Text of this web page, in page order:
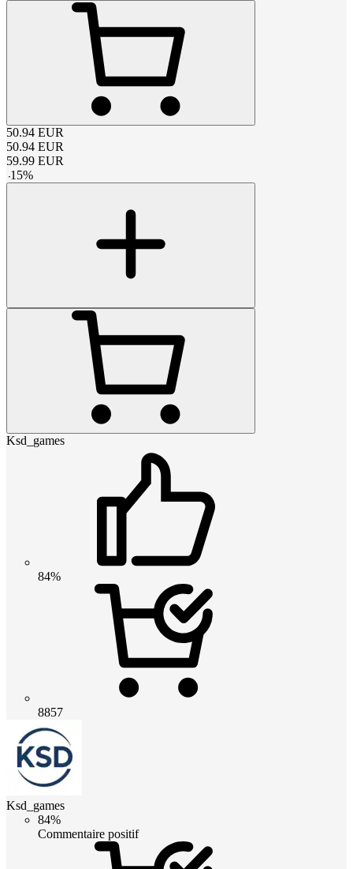
50.94 EUR
50.94 EUR
59.99 EUR
-15%
Ksd_games
84%
8857
Ksd_games
84%
Commentaire positif